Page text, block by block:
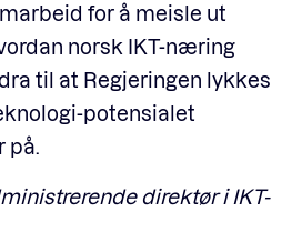
for å meisle ut
norsk IKT-næring
til at Regjeringen lykkes
potensialet
direktør i IKT-